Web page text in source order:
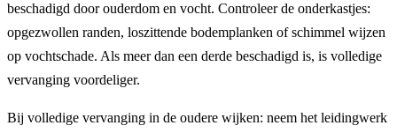
beschadigd door ouderdom en vocht. Controleer de onderkastjes:
opgezwollen randen, loszittende bodemplanken of schimmel wijzen
op vochtschade. Als meer dan een derde beschadigd is, is volledige
vervanging voordeliger.
Bij volledige vervanging in de oudere wijken: neem het leidingwerk